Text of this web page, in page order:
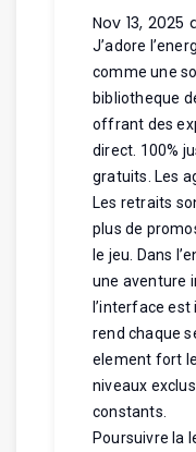
Nov 13, 2025
J’adore
comme une
bibliotheque
offrant des
direct. 100%
gratuits. Les
Les retraits
plus de
le jeu. Dans
une aventure
l’interface
rend chaque
element fort
niveaux
constants.
Poursuivre la